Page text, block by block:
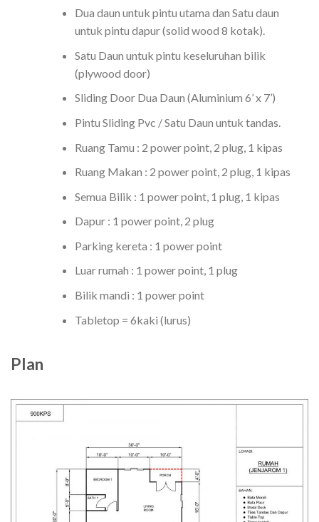
Dua daun untuk pintu utama dan Satu daun
untuk pintu dapur (solid wood 8 kotak).
Satu Daun untuk pintu keseluruhan bilik
(plywood door)
Sliding Door Dua Daun (Aluminium 6’ x 7’)
Pintu Sliding Pvc / Satu Daun untuk tandas.
Ruang Tamu : 2 power point, 2 plug, 1 kipas
Ruang Makan : 2 power point, 2 plug, 1 kipas
Semua Bilik : 1 power point, 1 plug, 1 kipas
Dapur : 1 power point, 2 plug
Parking kereta : 1 power point
Luar rumah : 1 power point, 1 plug
Bilik mandi : 1 power point
Tabletop = 6kaki (lurus)
Plan